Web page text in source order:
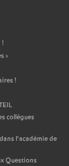
!
»
!
collègues
l’académie de
Questions